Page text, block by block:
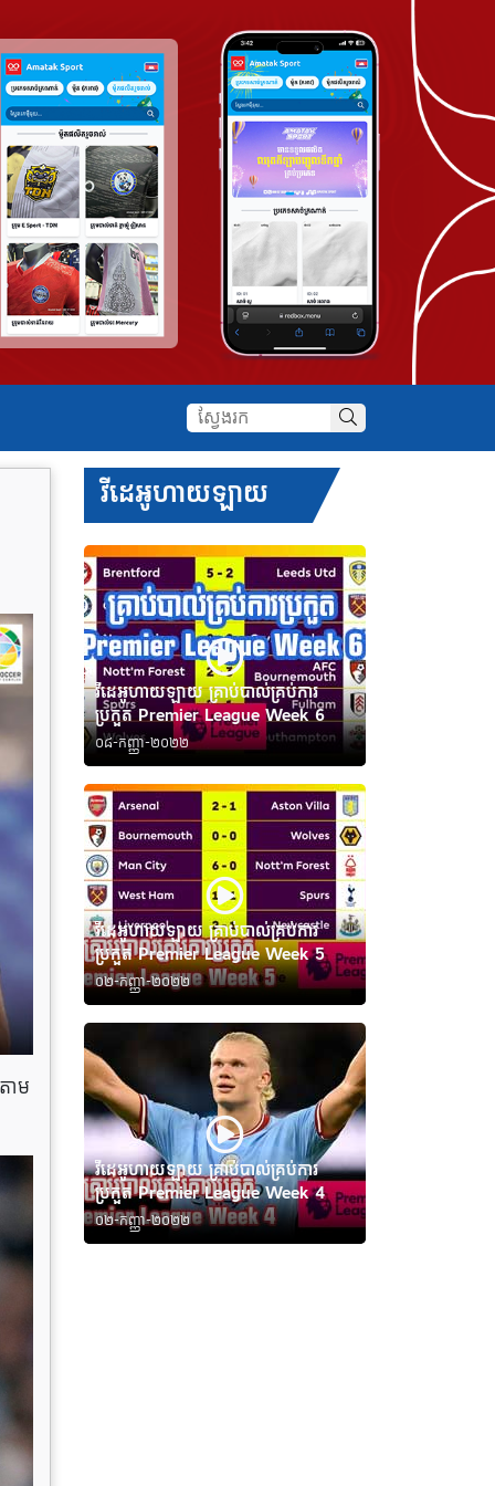
ាម
វីដេអូហាយឡាយ
វីដេអូហាយឡាយ គ្រាប់បាល់គ្រប់ការ
ប្រកួត Premier League Week 6
០៨-កញ្ញា-២០២២
វីដេអូហាយឡាយ គ្រាប់បាល់គ្រប់ការ
ប្រកួត Premier League Week 5
០២-កញ្ញា-២០២២
វីដេអូហាយឡាយ គ្រាប់បាល់គ្រប់ការ
ប្រកួត Premier League Week 4
០២-កញ្ញា-២០២២